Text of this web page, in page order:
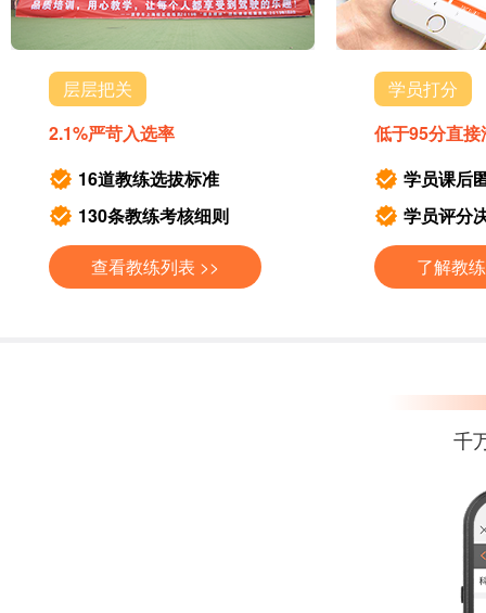
层层把关
2.1%严苛入选率
16道教练选拔标准
130条教练考核细则
查看教练列表 >>
学员打分
低于95分直接
学员课后
学员评分
了解教
千